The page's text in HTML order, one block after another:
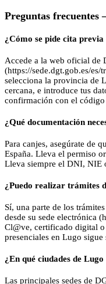
Preguntas
¿Cómo se pide cita
Accede a la web oficial de
(https://sede.dgt.gob.es/
selecciona la provincia de
cercana, e introduce tus
confirmación con el código
¿Qué documentación
Para canjes, asegúrate de
España. Lleva el permiso
Lleva siempre el DNI, NIE
¿Puedo realizar trámites
Sí, una parte de los
desde su sede electrónica
Cl@ve, certificado digital
presenciales en Lugo
¿En qué ciudades de
Las principales sedes de